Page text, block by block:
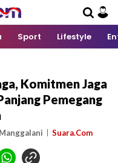
Sport Lifestyle
Komitmen Jaga
Pemegang
Suara.Com